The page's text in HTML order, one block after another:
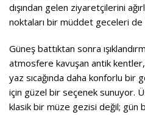
dışından gelen ziyaretçilerini
noktaları bir müddet geceleri
Güneş battıktan sonra
atmosfere kavuşan antik
yaz sıcağında daha konforlu bir
için güzel bir seçenek sunuyor.
klasik bir müze gezisi değil; gün